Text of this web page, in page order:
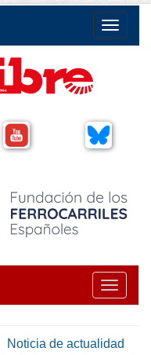
Toggle
Toggle
Noticia de actualidad